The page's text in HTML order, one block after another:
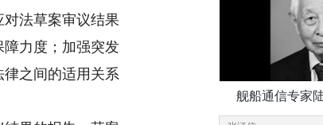
法草案审议结果
力度；加强突发
之间的适用关系
舰船通信专家